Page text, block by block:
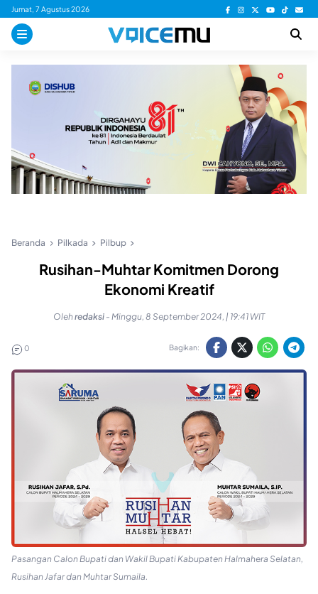
Skip
content
Jumat, 7 Agustus 2026
Beranda Pilkada Pilbup
Rusihan-Muhtar Komitmen Dorong
Ekonomi Kreatif
Olehredaksi - Minggu, 8 September 2024, | 19:41 WIT
0 Bagikan:
Pasangan Calon Bupati dan Wakil Bupati Kabupaten Halmahera Selatan,
Rusihan Jafar dan Muhtar Sumaila.